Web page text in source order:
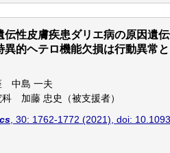
伝性皮膚疾患ダリエ病の原因遺
異的ヘテロ機能欠損は行動異常
中島 一夫
加藤 忠史（被支援者）
, 30: 1762-1772 (2021), doi: